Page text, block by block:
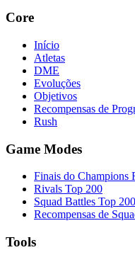
Core
Início
Atletas
DME
Evoluções
Objetivos
Recompensas de
Rush
Game Modes
Finais do Champions
Rivals Top 200
Squad Battles Top 200
Recompensas de
Tools